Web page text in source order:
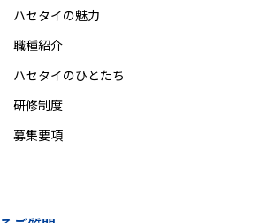
ハセタイの魅力
職種紹介
ハセタイのひとたち
研修制度
募集要項